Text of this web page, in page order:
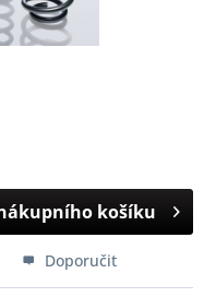
košíku
Doporučit